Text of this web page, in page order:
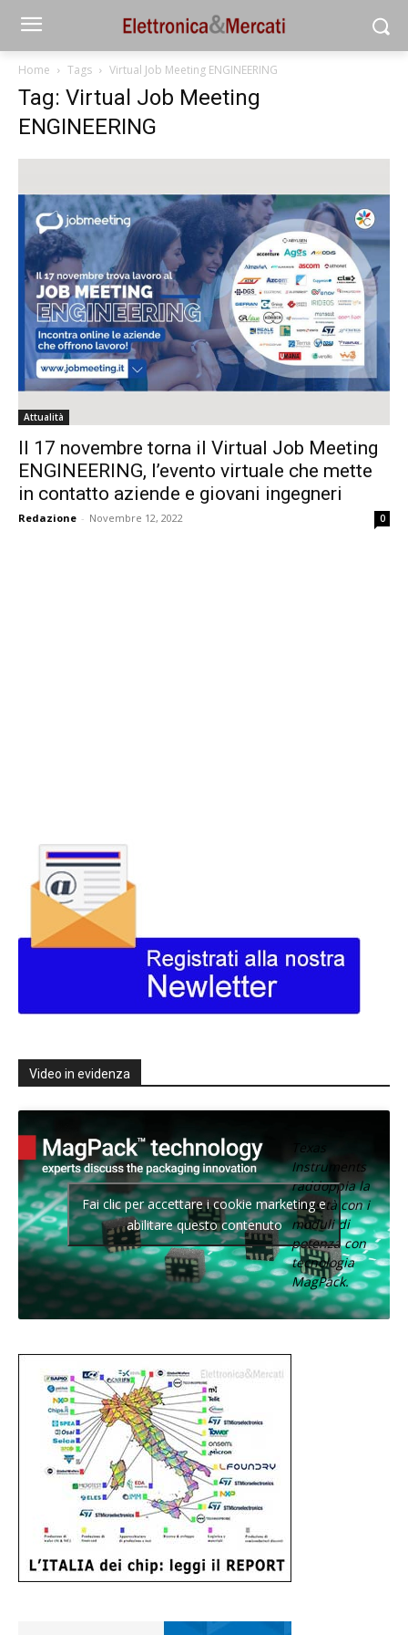
Home Tags Virtual Job Meeting ENGINEERING
Tag: Virtual Job Meeting
ENGINEERING
Attualità
Il 17 novembre torna il Virtual Job Meeting
ENGINEERING, l’evento virtuale che mette
in contatto aziende e giovani ingegneri
Redazione - Novembre 12, 2022 0
Video in evidenza
Texas
Instruments
raddoppia la
densità con i
moduli di
potenza con
tecnologia
MagPack.
Fai clic per accettare i cookie marketing e
abilitare questo contenuto